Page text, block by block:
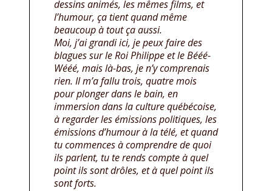
dessins animés, les mêmes films, et
l’humour, ça tient quand même
beaucoup à tout ça aussi.
Moi, j’ai grandi ici, je peux faire des
blagues sur le Roi Philippe et le Bééé-
Wééé, mais là-bas, je n’y comprenais
rien. Il m’a fallu trois, quatre mois
pour plonger dans le bain, en
immersion dans la culture québécoise,
à regarder les émissions politiques, les
émissions d’humour à la télé, et quand
tu commences à comprendre de quoi
ils parlent, tu te rends compte à quel
point ils sont drôles, et à quel point ils
sont forts.